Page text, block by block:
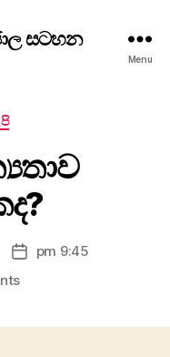
සටහන
Menu
Postpm 9:45
on